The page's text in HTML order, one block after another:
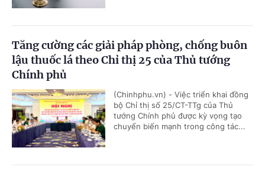
Tăng cường các giải pháp phòng, chống buôn
lậu thuốc lá theo Chỉ thị 25 của Thủ tướng
Chính phủ
(Chinhphu.vn) - Việc triển khai đồng
bộ Chỉ thị số 25/CT-TTg của Thủ
tướng Chính phủ được kỳ vọng tạo
chuyển biến mạnh trong công tác...